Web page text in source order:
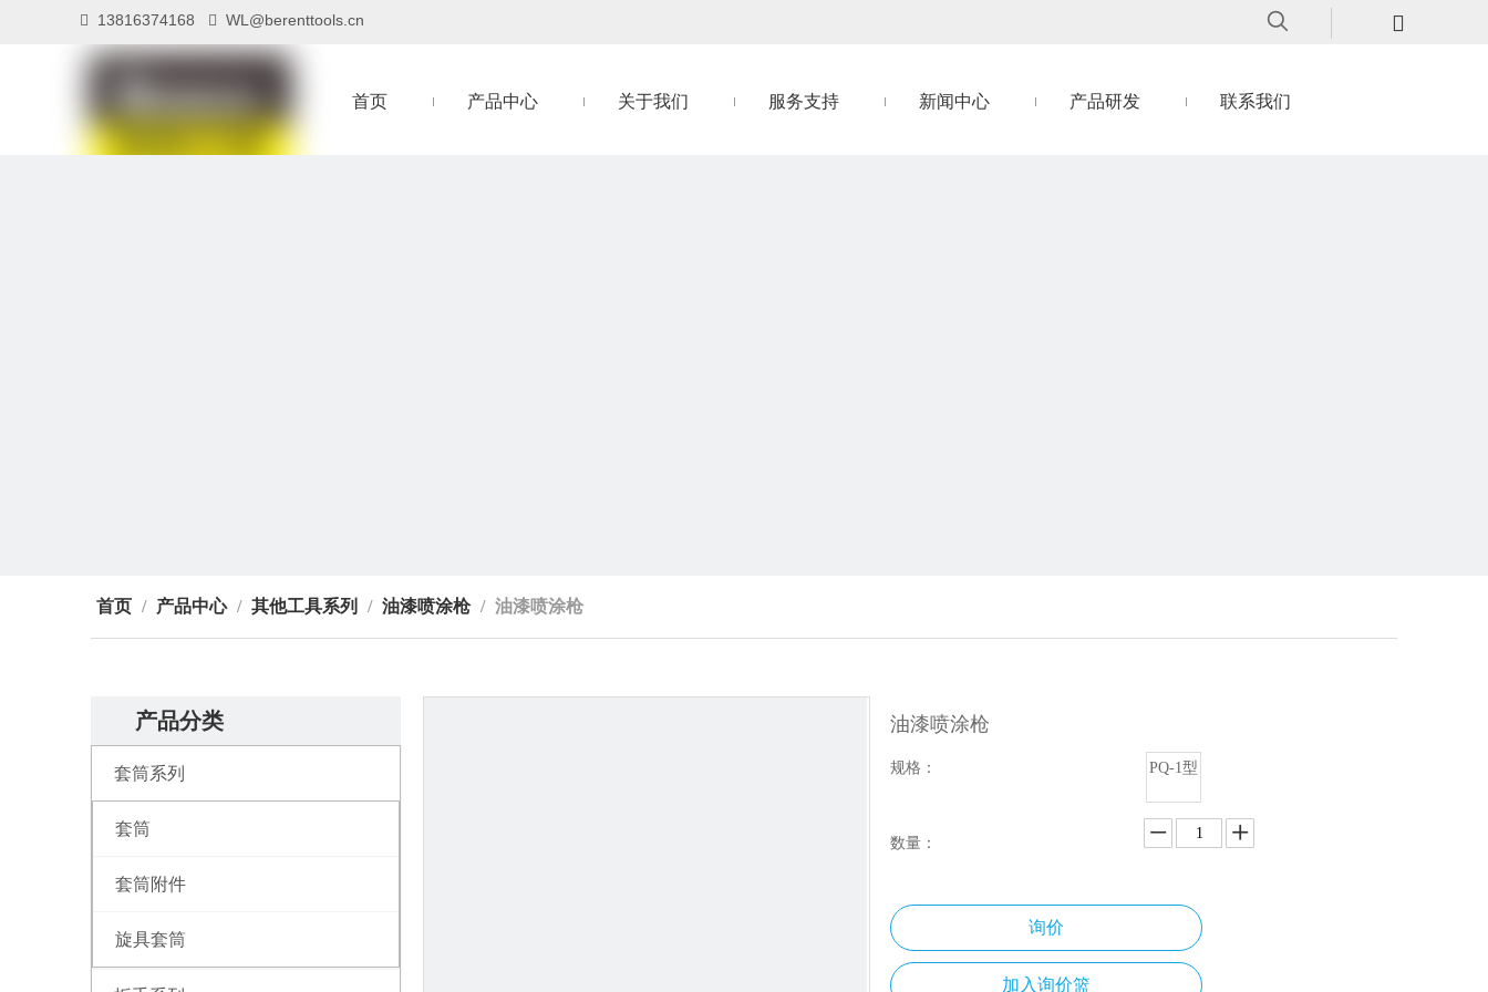
 13816374168  WL@berenttools.cn
首页 产品中心 关于我们 服务支持 新闻中心 产品研发 联系我们
首页 / 产品中心 / 其他工具系列 / 油漆喷涂枪 / 油漆喷涂枪
产品分类
套筒系列
套筒
套筒附件
旋具套筒
油漆喷涂枪
规格： PQ-1型
数量：
询价
加入询价篮